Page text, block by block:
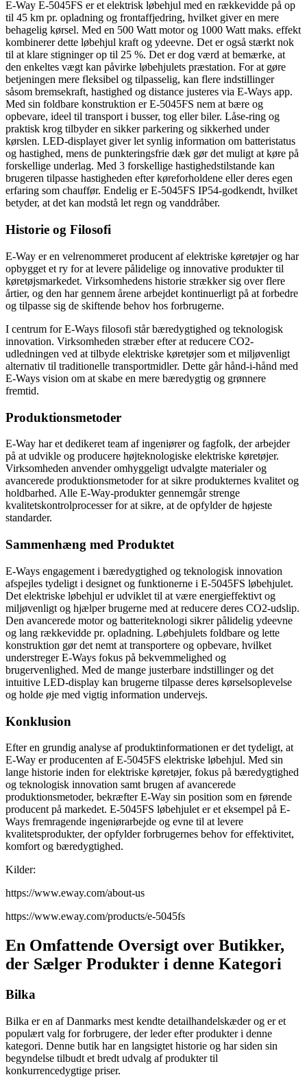
E-Way E-5045FS er et elektrisk løbehjul med en rækkevidde på op
til 45 km pr. opladning og frontaffjedring, hvilket giver en mere
behagelig kørsel. Med en 500 Watt motor og 1000 Watt maks. effekt
kombinerer dette løbehjul kraft og ydeevne. Det er også stærkt nok
til at klare stigninger op til 25 %. Det er dog værd at bemærke, at
den enkeltes vægt kan påvirke løbehjulets præstation. For at gøre
betjeningen mere fleksibel og tilpasselig, kan flere indstillinger
såsom bremsekraft, hastighed og distance justeres via E-Ways app.
Med sin foldbare konstruktion er E-5045FS nem at bære og
opbevare, ideel til transport i busser, tog eller biler. Låse-ring og
praktisk krog tilbyder en sikker parkering og sikkerhed under
kørslen. LED-displayet giver let synlig information om batteristatus
og hastighed, mens de punkteringsfrie dæk gør det muligt at køre på
forskellige underlag. Med 3 forskellige hastighedstilstande kan
brugeren tilpasse hastigheden efter køreforholdene eller deres egen
erfaring som chauffør. Endelig er E-5045FS IP54-godkendt, hvilket
betyder, at det kan modstå let regn og vanddråber.
Historie og Filosofi
E-Way er en velrenommeret producent af elektriske køretøjer og har
opbygget et ry for at levere pålidelige og innovative produkter til
køretøjsmarkedet. Virksomhedens historie strækker sig over flere
årtier, og den har gennem årene arbejdet kontinuerligt på at forbedre
og tilpasse sig de skiftende behov hos forbrugerne.
I centrum for E-Ways filosofi står bæredygtighed og teknologisk
innovation. Virksomheden stræber efter at reducere CO2-
udledningen ved at tilbyde elektriske køretøjer som et miljøvenligt
alternativ til traditionelle transportmidler. Dette går hånd-i-hånd med
E-Ways vision om at skabe en mere bæredygtig og grønnere
fremtid.
Produktionsmetoder
E-Way har et dedikeret team af ingeniører og fagfolk, der arbejder
på at udvikle og producere højteknologiske elektriske køretøjer.
Virksomheden anvender omhyggeligt udvalgte materialer og
avancerede produktionsmetoder for at sikre produkternes kvalitet og
holdbarhed. Alle E-Way-produkter gennemgår strenge
kvalitetskontrolprocesser for at sikre, at de opfylder de højeste
standarder.
Sammenhæng med Produktet
E-Ways engagement i bæredygtighed og teknologisk innovation
afspejles tydeligt i designet og funktionerne i E-5045FS løbehjulet.
Det elektriske løbehjul er udviklet til at være energieffektivt og
miljøvenligt og hjælper brugerne med at reducere deres CO2-udslip.
Den avancerede motor og batteriteknologi sikrer pålidelig ydeevne
og lang rækkevidde pr. opladning. Løbehjulets foldbare og lette
konstruktion gør det nemt at transportere og opbevare, hvilket
understreger E-Ways fokus på bekvemmelighed og
brugervenlighed. Med de mange justerbare indstillinger og det
intuitive LED-display kan brugerne tilpasse deres kørselsoplevelse
og holde øje med vigtig information undervejs.
Konklusion
Efter en grundig analyse af produktinformationen er det tydeligt, at
E-Way er producenten af E-5045FS elektriske løbehjul. Med sin
lange historie inden for elektriske køretøjer, fokus på bæredygtighed
og teknologisk innovation samt brugen af avancerede
produktionsmetoder, bekræfter E-Way sin position som en førende
producent på markedet. E-5045FS løbehjulet er et eksempel på E-
Ways fremragende ingeniørarbejde og evne til at levere
kvalitetsprodukter, der opfylder forbrugernes behov for effektivitet,
komfort og bæredygtighed.
Kilder:
https://www.eway.com/about-us
https://www.eway.com/products/e-5045fs
En Omfattende Oversigt over Butikker,
der Sælger Produkter i denne Kategori
Bilka
Bilka er en af Danmarks mest kendte detailhandelskæder og er et
populært valg for forbrugere, der leder efter produkter i denne
kategori. Denne butik har en langsigtet historie og har siden sin
begyndelse tilbudt et bredt udvalg af produkter til
konkurrencedygtige priser.